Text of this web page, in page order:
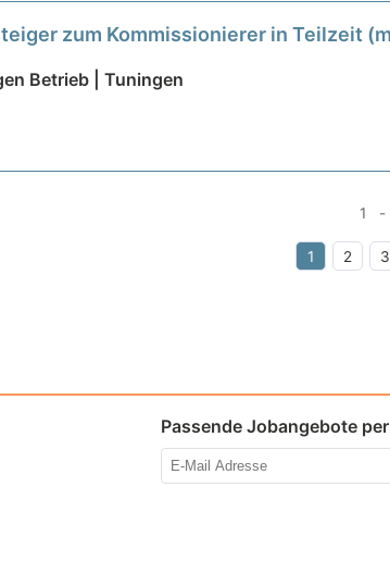
zum Kommissionierer in Teilzeit
Betrieb | Tuningen
1 -
1 2 3
Passende Jobangebote